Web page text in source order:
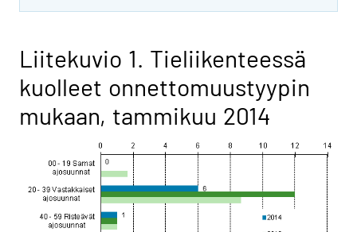
Liitekuvio 1. Tieliikenteessä
kuolleet onnettomuustyypin
mukaan, tammikuu 2014